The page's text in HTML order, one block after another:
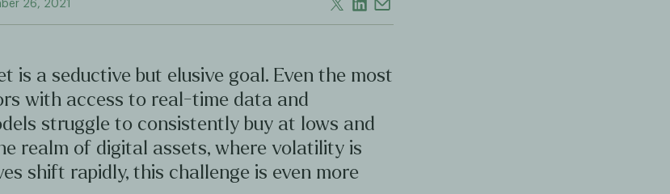
26, 2021
is a seductive but elusive goal. Even the most
with access to real-time data and
struggle to consistently buy at lows and
realm of digital assets, where volatility is
shift rapidly, this challenge is even more